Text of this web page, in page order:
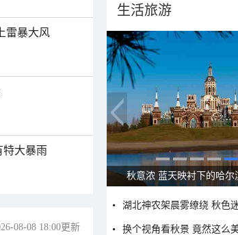
雷暴大风
特大暴雨
08-08 18:00更新
生活旅游
秋意浓 蓝天映衬下的哈尔
湖北神农架晨雾缭绕 秋色
换个视角看秋景 竟然这么美